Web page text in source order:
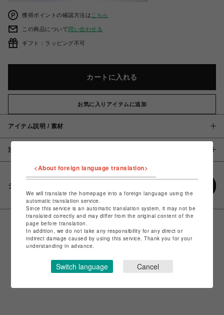
獲得ポイントの確認方法は こちら
この商品について問い合わせる
ギフト：ラッピング不可
カートに入れる
お気に入りアイテムに追加
アイテム説明 / 素材
注意事項
シェアする
<About foreign language translation>
We will translate the homepage into a foreign language using the
automatic translation service.
Since this service is an automatic translation system, it may not be
translated correctly and may differ from the original content of the
page before translation.
In addition, we do not take any responsibility for any direct or
indirect damage caused by using this service. Thank you for your
understanding in advance.
Switch language Cancel